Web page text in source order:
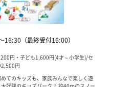
16:30（最終受付16:00）
円・子ども1,600円(4才～小学生)/セ
2,500円
てのキッズも、家族みんなで楽しく遊